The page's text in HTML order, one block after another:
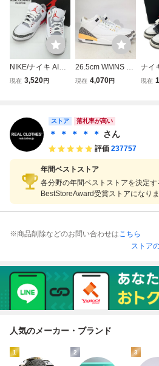
NIKE/ナイキ AIR J
ORDAN 3 RETRO
カー/シューズ DN
3707-160/28.0 /08
0
現在 3,520円
26.5cm WMNS AI
R JORDAN 3 RET
ダン3 レトロ レー
ザーオレンジH99
815 2000001668
221 TYO
現在 4,070円
ナイ
トス
現在
ストア 落札率が高い
＊ ＊ ＊ ＊ ＊ さん
評価 237757
年間ベストストア
各分野の年間ベストストアを決定
BestStoreAward受賞ストアになりま
※商品削除などのお問い合わせはこちら
ストア
人気のメーカー・ブランド
1 2 3